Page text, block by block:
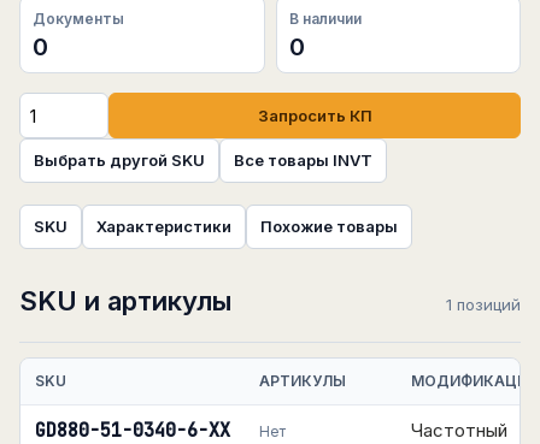
Документы
0
В наличии
0
Запросить КП
Выбрать другой SKU Все товары INVT
SKU Характеристики Похожие товары
SKU и артикулы 1 позиций
SKU АРТИКУЛЫ МОДИФИКАЦИЯ
GD880-51-0340-6-XX
Нет
Частотный